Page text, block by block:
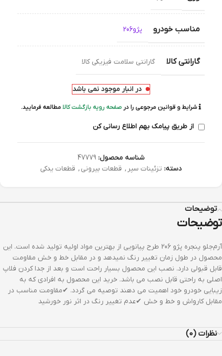
مناسب خودرو پژو206
گارانتی کالا گارانتی سلامت فیزیکی کالا
در انبار موجود نمی باشد
شرایط و قوانین مرجوعی را درصفحه رویه بازگشت کالامطالعه فرمایید.
از طریق پیامک بهم اطلاع رسانی کن
شناسه محصول: 47779
دسته: تزئینات سپر , قطعات بیرونی , قطعات یدکی
توضیحات
توضیحات
آرم‌جلو پنجره پژو 206 طرح پیانویی از بهترین مواد اولیه تولید شده است. این
محصول در طول زمان تغییر رنگ نمیدهد و در مقابل خط و خش مقاومت
قابل قبولی دارد. نصب این محصول بسیار راحت است و بعد از جدا کردن فلاپ
اصلی به راحتی قابل نصب می باشد. خرید این محصول به افرادی که به
زیبایی خودرو خود اهمیت می دهند توصیه می گردد. ✔مقاومت مناسب در
مقابل کارواش و خط و خش ✔عدم تغییر رنگ در اثر نور خورشید
نظرات (0)